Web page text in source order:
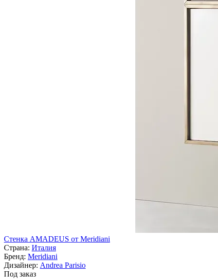
Стенка AMADEUS от Meridiani
Страна: Италия
Бренд: Meridiani
Дизайнер: Andrea Parisio
Под заказ